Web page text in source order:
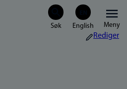
Meny
Rediger